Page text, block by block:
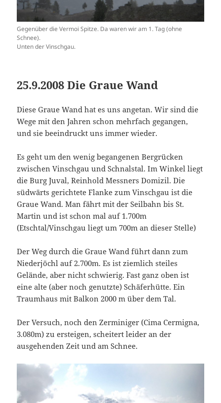
Gegenüber die Vermoi Spitze. Da waren wir am 1. Tag (ohne
Schnee).
Unten der Vinschgau.
25.9.2008 Die Graue Wand
Diese Graue Wand hat es uns angetan. Wir sind die
Wege mit den Jahren schon mehrfach gegangen,
und sie beeindruckt uns immer wieder.
Es geht um den wenig begangenen Bergrücken
zwischen Vinschgau und Schnalstal. Im Winkel liegt
die Burg Juval, Reinhold Messners Domizil. Die
südwärts gerichtete Flanke zum Vinschgau ist die
Graue Wand. Man fährt mit der Seilbahn bis St.
Martin und ist schon mal auf 1.700m
(Etschtal/Vinschgau liegt um 700m an dieser Stelle)
Der Weg durch die Graue Wand führt dann zum
Niederjöchl auf 2.700m. Es ist ziemlich steiles
Gelände, aber nicht schwierig. Fast ganz oben ist
eine alte (aber noch genutzte) Schäferhütte. Ein
Traumhaus mit Balkon 2000 m über dem Tal.
Der Versuch, noch den Zerminiger (Cima Cermigna,
3.080m) zu ersteigen, scheitert leider an der
ausgehenden Zeit und am Schnee.